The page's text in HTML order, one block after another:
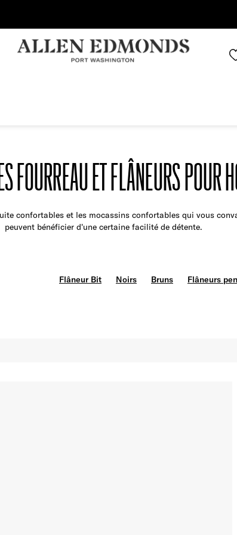
FOURREAU ET FLÂNEURS POUR
confortables et les mocassins confortables qui vous
peuvent bénéficier d'une certaine facilité de détente.
Flâneur Bit Noirs Bruns Flâneurs